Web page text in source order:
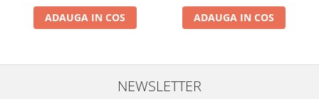
ADAUGA IN COS ADAUGA IN COS
NEWSLETTER